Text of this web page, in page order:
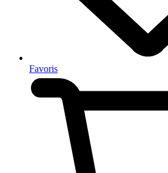
Favoris